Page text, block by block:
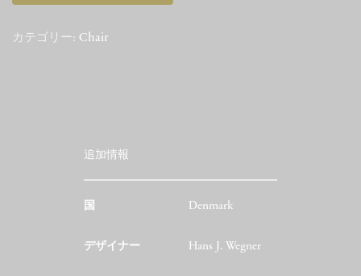
カテゴリー: Chair
追加情報
国 Denmark
デザイナー Hans J. Wegner